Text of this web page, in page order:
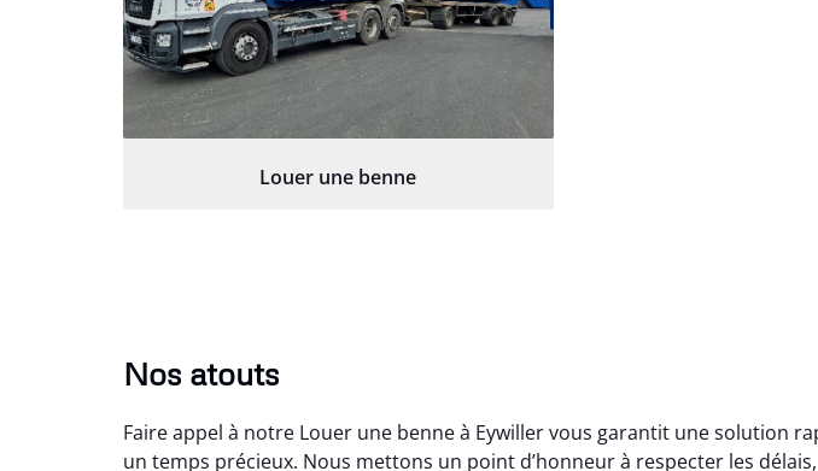
Louer une benne
Nos atouts
Faire appel à notre Louer une benne à Eywiller vous garantit une solution
un temps précieux. Nous mettons un point d’honneur à respecter les